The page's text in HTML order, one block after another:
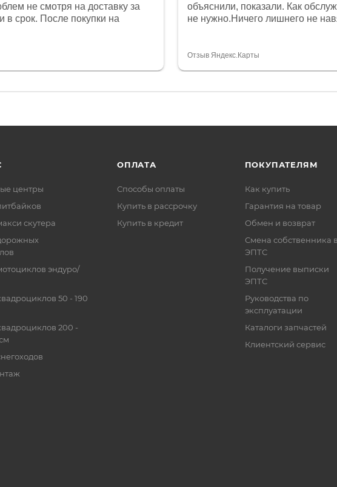
не смотря на доставку за
в срок. После покупки на
этом представители магазина
проблема была решена.
к клиенту после
объяснили, показали. Как
не нужно.Ничего лишнего не
огромное спасибо Дмитрию, за
Отзыв Яндекс.Карты
центры
скутера
эндуро/
50 - 190
200 -
ОПЛАТА
Способы оплаты
Купить в рассрочку
Купить в кредит
ПОКУПАТЕЛЯМ
Как купить
Гарантия на товар
Обмен и возврат
Смена собственника в
ЭПТС
Получение выписки
ЭПТС
Руководства по
эксплуатации
Каталоги запчастей
Клиентский сервис